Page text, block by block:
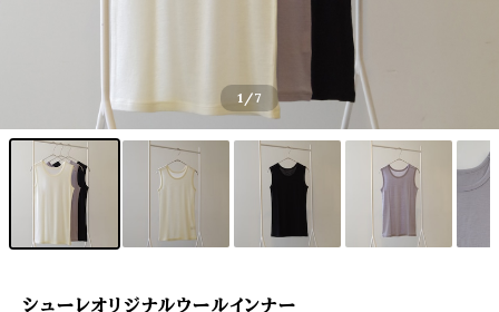
1 /7
シューレオリジナルウールインナー